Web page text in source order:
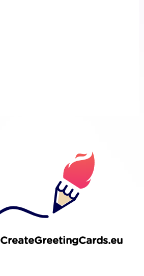
CreateGreetingCards.eu